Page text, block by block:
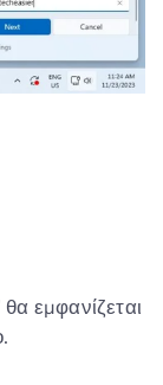
εμφανίζεται